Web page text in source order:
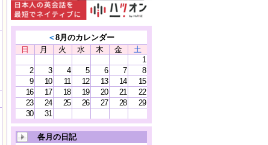
＜8月のカレンダー
日
月 火 水 木 金
土
1
2
3 4 5 6 7
8
9
10 11 12 13 14
15
16
17 18 19 20 21
22
23
24 25 26 27 28
29
30
31
各月の日記